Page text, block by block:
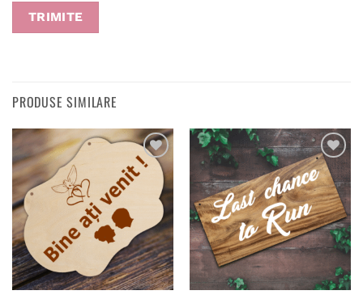
PRODUSE SIMILARE
Adaugă
wishlist
Adaugă
în
wishlist